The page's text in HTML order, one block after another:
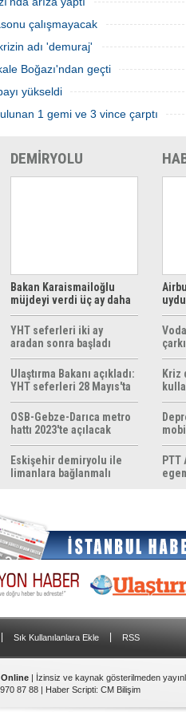
çalışmayacak
adı 'demuraj'
Boğazı'ndan geçti
yükseldi
1 gemi ve 3 vince çarptı
DEMİRYOLU
Bakan Karaismailoğlu
müjdeyi verdi üç ay daha
ücretsiz
YHT seferleri iki ay
aradan sonra başladı
Ulaştırma Bakanı açıkladı:
YHT seferleri 28 Mayıs'ta
başlıyor
OSB-Gebze-Darıca metro
hattı 2023'te açılacak
Eskişehir demiryolu ile
limanlara bağlanmalı
Kriz
Sık Kullanılanlara Ekle RSS
Online | İzinsiz ve kaynak gösterilmeden
87 88 | Haber Scripti: CM Bilişim